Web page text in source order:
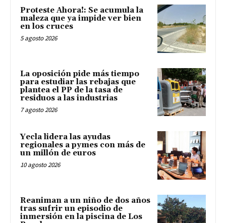
Proteste Ahora!: Se acumula la
maleza que ya impide ver bien
en los cruces
5 agosto 2026
La oposición pide más tiempo
para estudiar las rebajas que
plantea el PP de la tasa de
residuos a las industrias
7 agosto 2026
Yecla lidera las ayudas
regionales a pymes con más de
un millón de euros
10 agosto 2026
Reaniman a un niño de dos años
tras sufrir un episodio de
inmersión en la piscina de Los